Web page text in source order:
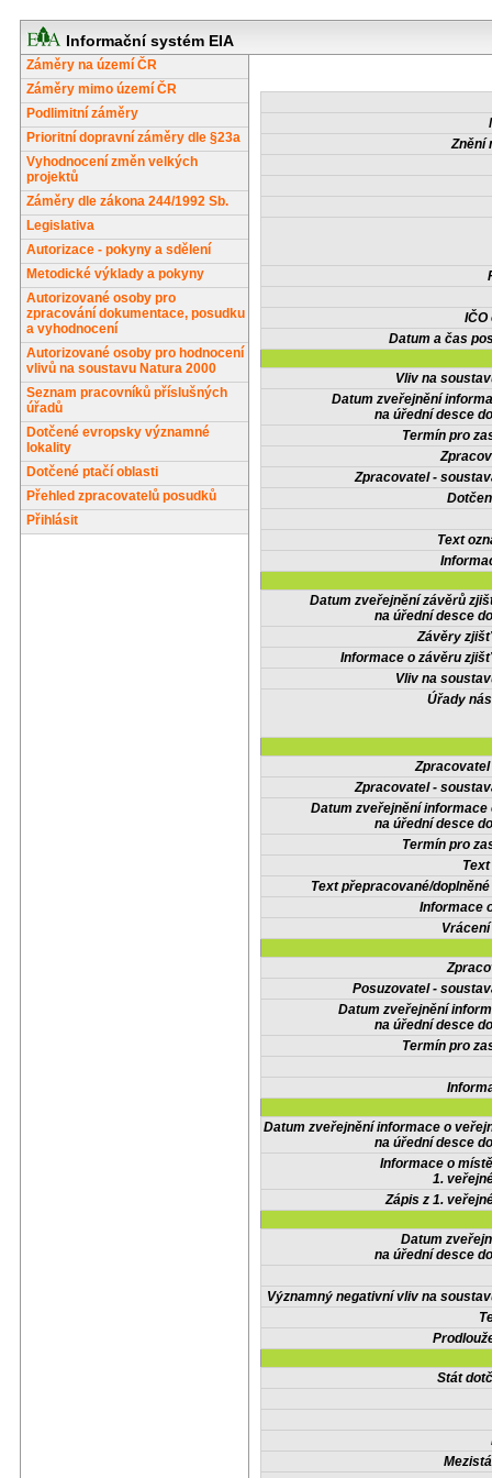
Informační systém EIA
Záměry na území ČR
Záměry mimo území ČR
Podlimitní záměry
Prioritní dopravní záměry dle §23a
Vyhodnocení změn velkých
projektů
Záměry dle zákona 244/1992 Sb.
Legislativa
Autorizace - pokyny a sdělení
Metodické výklady a pokyny
Autorizované osoby pro
zpracování dokumentace, posudku
a vyhodnocení
Autorizované osoby pro hodnocení
vlivů na soustavu Natura 2000
Seznam pracovníků příslušných
úřadů
Dotčené evropsky významné
lokality
Dotčené ptačí oblasti
Přehled zpracovatelů posudků
Přihlásit
Znění
IČO
Datum a čas
Vliv na
Datum zveřejnění
na úřední desce
Termín pro
Zpracovatel -
Text
Datum zveřejnění závěrů
na úřední desce
Závěry
Informace o závěru
Vliv na
Úřady
Zpracovatel -
Datum zveřejnění informace
na úřední desce
Termín pro
Text přepracované/
Informace
Posuzovatel -
Datum zveřejnění
na úřední desce
Termín pro
Datum zveřejnění informace o
na úřední desce
Informace o
1.
Zápis z 1.
Datum
na úřední desce
Významný negativní vliv na
Stát